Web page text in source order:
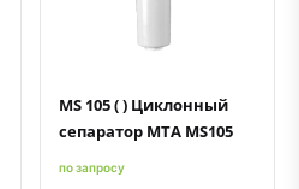
MS 105 ( ) Циклонный
сепаратор MTA MS105
по запросу